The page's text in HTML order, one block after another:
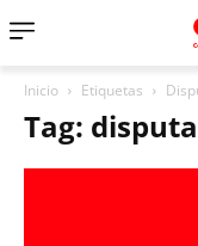
Inicio Etiquetas
Tag: